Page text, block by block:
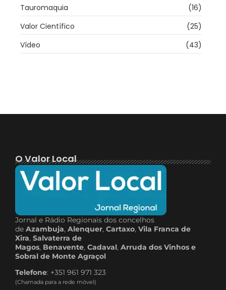
Tauromaquia
(16)
Valor Científico
(25)
Vídeo
(43)
O Valor Local
Jornal e Rádio Regionais dos concelhos
de Azambuja, Alenquer, Cartaxo, Vila Franca de
Xira, Salvaterra de
Magos, Benavente, Cadaval, Arruda dos Vinhos e
Sobral de Monte Agraçol
Telefone: +351 961 971 323
(Chamada para a rede móvel)